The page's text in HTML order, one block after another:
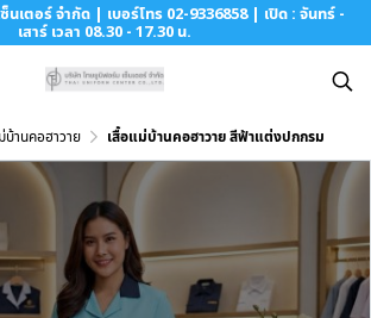
นเตอร์ จำกัด | เบอร์โทร 02-9336858 | เปิด : จันทร์ -
เสาร์ เวลา 08.30 - 17.30 น.
บ้านคอฮาวาย เสื้อแม่บ้านคอฮาวาย สีฟ้าแต่งปกกรม